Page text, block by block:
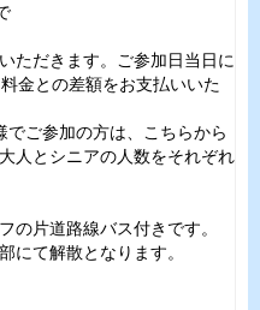
ただきます。ご参加日当日に
金との差額をお支払いいた
ご参加の方は、こちらから
人とシニアの人数をそれぞれ
の片道路線バス付きです。
にて解散となります。